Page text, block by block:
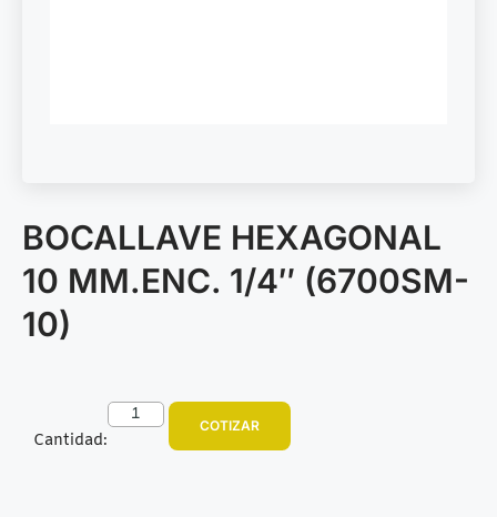
BOCALLAVE HEXAGONAL
10 MM.ENC. 1/4″ (6700SM-
10)
Cantidad:
COTIZAR